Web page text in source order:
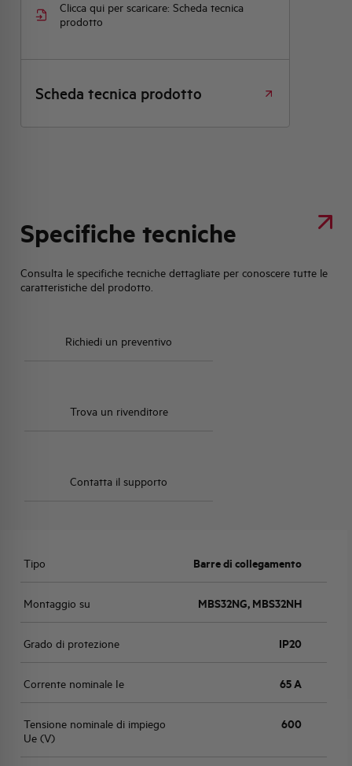
Clicca qui per scaricare: Scheda tecnica
prodotto
Scheda tecnica prodotto
Specifiche tecniche
Consulta le specifiche tecniche dettagliate per conoscere tutte le
caratteristiche del prodotto.
Richiedi un preventivo
Trova un rivenditore
Contatta il supporto
Tipo Barre di collegamento
Montaggio su MBS32NG, MBS32NH
Grado di protezione IP20
Corrente nominale Ie 65 A
Tensione nominale di impiego
Ue (V)
600